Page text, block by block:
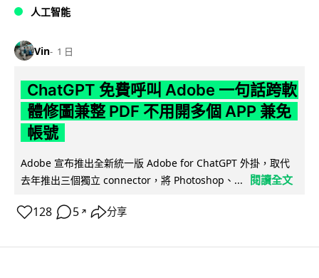
人工智能
Vin 1 日
ChatGPT 免費呼叫 Adobe 一句話跨軟
體修圖兼整 PDF 不用開多個 APP 兼免
帳號
Adobe 宣布推出全新統一版 Adobe for ChatGPT 外掛，取代
去年推出三個獨立 connector，將 Photoshop、...
閱讀全文
128 5 ↗ 分享